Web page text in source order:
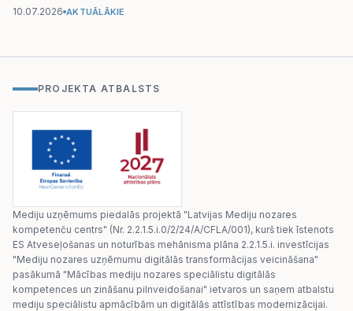
10.07.2026 AKTUĀLĀKIE
PROJEKTA ATBALSTS
Mediju uzņēmums piedalās projektā "Latvijas Mediju nozares
kompetenču centrs" (Nr. 2.2.1.5.i.0/2/24/A/CFLA/001), kurš tiek īstenots
ES Atveseļošanas un noturības mehānisma plāna 2.2.1.5.i. investīcijas
"Mediju nozares uzņēmumu digitālās transformācijas veicināšana"
pasākumā "Mācības mediju nozares speciālistu digitālās
kompetences un zināšanu pilnveidošanai" ietvaros un saņem atbalstu
mediju speciālistu apmācībām un digitālās attīstības modernizācijai.